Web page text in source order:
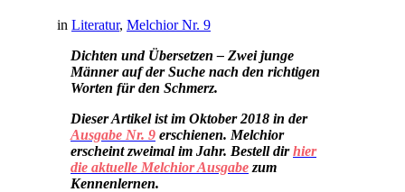
in Literatur, Melchior Nr. 9
Dichten und Übersetzen – Zwei junge
Männer auf der Suche nach den richtigen
Worten für den Schmerz.
Dieser Artikel ist im Oktober 2018 in der
Ausgabe Nr. 9 erschienen. Melchior
erscheint zweimal im Jahr. Bestell dirhier
die aktuelle Melchior Ausgabe zum
Kennenlernen.